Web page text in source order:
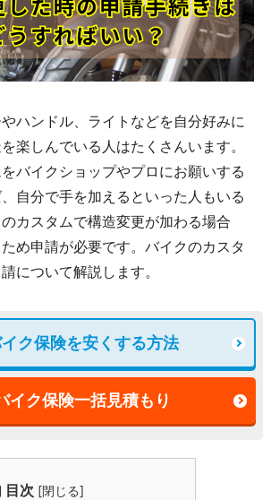
ハンドル、ライトなどを自分好みに
楽しんでいる人はたくさんいます。
バイクショップやプロにお願いする
自分で手を加えるといった人もいる
カスタムで構造変更が加わる場合
め申請が必要です。バイクのカスタ
について解説します。
ク保険を安くする方法
イク保険一括見積もり
目次 [閉じる]